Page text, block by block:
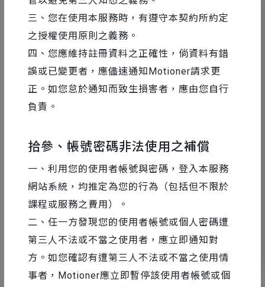
三、您在使用本服務時，有遵守本契約所約定
之授權使用原則之義務。
四、您應維持註冊資料之正確性，倘資料有錯
誤或已變更者，應儘速通知Motioner請求更
正。如您怠於通知而致生損害者，應由您自行
負責。
拾參、帳號密碼非法使用之補償
一、利用您的使用者帳號與密碼，登入本服務
網站系統，均推定為您的行為（包括但不限於
課程或服務之費用）。
二、任一方發現您的使用者帳號或個人密碼遭
第三人不法或不當之使用者，應立即通知對
方。如您確認有遭第三人不法或不當之使用情
事者，Motioner應立即暫停該使用者帳號或個
AE 教學 2016-11-04
AE 關鍵影格 Keyframe 設定技巧 #1｜解
讀 Keyframe 形狀